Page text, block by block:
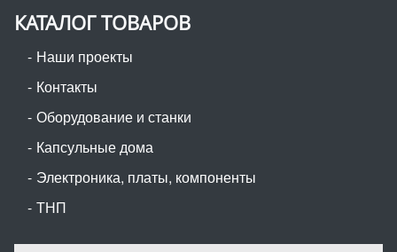
КАТАЛОГ ТОВАРОВ
Наши проекты
Контакты
Оборудование и станки
Капсульные дома
Электроника, платы, компоненты
ТНП